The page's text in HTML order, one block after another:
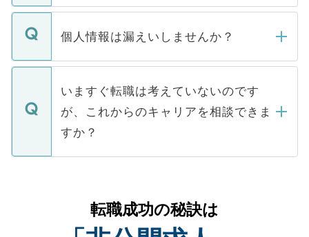
ません。
■応募殺到を避けるため 人気のある医療機
関を公にしてしまうと、応募が殺到する場
に、医療機関が求める条件に合った人材の
みを人材紹介会社に依頼するケースが増え
ています。
転職・入職を強要することは一切ありませ
ん。また、仮に応募先から内定をいただい
定を承諾する必要はありません。内定先へ
の辞退の連絡はキャリアパートナーが行い
ますので、ご安心ください。
個人情報は漏えいしませんか？
個人情報が漏えいすることはありませんの
で、ご安心ください。当サイトからの登録
などで収集したご登録者様の個人情報は、
ご本人のキャリアアップおよび転職活動の
支援を目的に使用いたします。お預かりし
ているすべての個人データはご本人の許可
は、個人情報の取り扱いについての厳密な
管理基準を満たした事業者のみに付与され
いますぐ転職は考えていないのです
が、これからのキャリアを相談できま
すか？
かがいして、現在の医療機関の状況や紹介
経験をまじえながら、適切なアドバイスを
転職成功の秘訣は